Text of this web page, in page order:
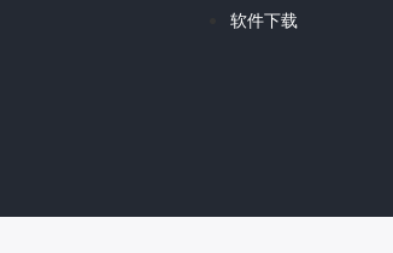
软件下载